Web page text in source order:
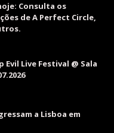
Consulta os
de A Perfect Circle,
Live Festival @ Sala
a Lisboa em